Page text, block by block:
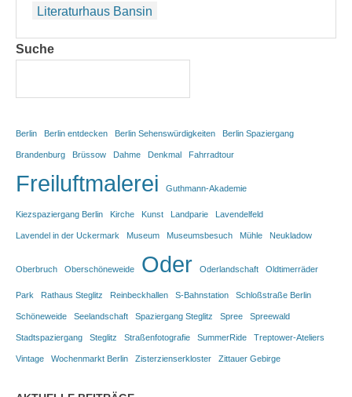
Beitragsnavigation
Literaturhaus Bansin
Suche
Berlin Berlin entdecken Berlin Sehenswürdigkeiten Berlin Spaziergang
Brandenburg Brüssow Dahme Denkmal Fahrradtour
Freiluftmalerei Guthmann-Akademie
Kiezspaziergang Berlin Kirche Kunst Landparie Lavendelfeld
Lavendel in der Uckermark Museum Museumsbesuch Mühle Neukladow
Oberbruch Oberschöneweide Oder Oderlandschaft Oldtimerräder
Park Rathaus Steglitz Reinbeckhallen S-Bahnstation Schloßstraße Berlin
Schöneweide Seelandschaft Spaziergang Steglitz Spree Spreewald
Stadtspaziergang Steglitz Straßenfotografie SummerRide Treptower-Ateliers
Vintage Wochenmarkt Berlin Zisterzienserkloster Zittauer Gebirge